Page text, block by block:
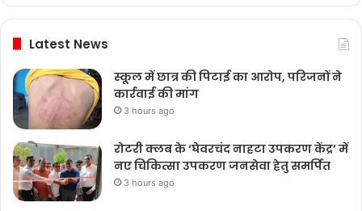
Latest News
स्कूल में छात्र की पिटाई का आरोप, परिजनों ने
कार्रवाई की मांग
3 hours ago
रोटरी क्लब के ‘घेवरचंद नाहटा उपकरण केंद्र’ में
नए चिकित्सा उपकरण जनसेवा हेतु समर्पित
3 hours ago